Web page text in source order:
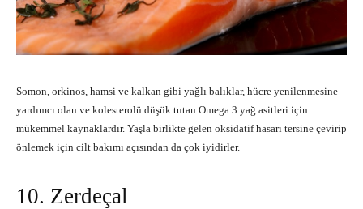
Somon, orkinos, hamsi ve kalkan gibi yağlı balıklar, hücre yenilenmesine
yardımcı olan ve kolesterolü düşük tutan Omega 3 yağ asitleri için
mükemmel kaynaklardır. Yaşla birlikte gelen oksidatif hasarı tersine çevirip
önlemek için cilt bakımı açısından da çok iyidirler.
10. Zerdeçal